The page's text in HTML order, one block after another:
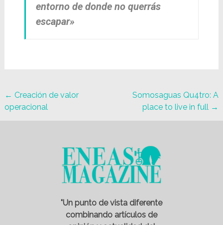
entorno de donde no querrás
escapar»
← Creación de valor
operacional
Somosaguas Qu4tro: A
place to live in full →
"Un punto de vista diferente
combinando artículos de